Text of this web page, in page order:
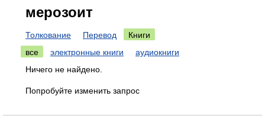
мерозоит
Толкование Перевод
Книги
все
электронные книги
аудиокниги
Ничего не найдено.
Попробуйте изменить запрос